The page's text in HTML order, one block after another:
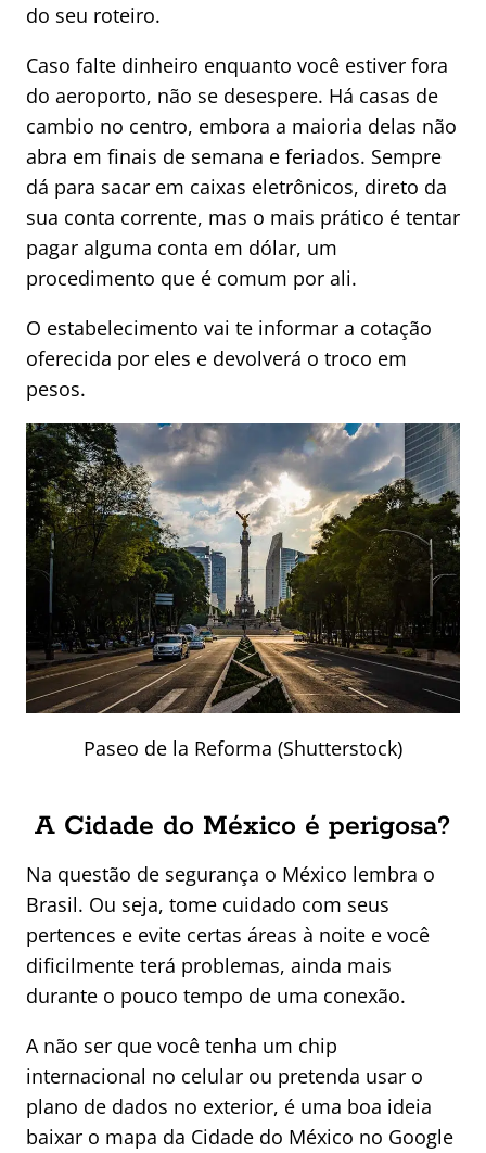
do seu roteiro.
Caso falte dinheiro enquanto você estiver fora
do aeroporto, não se desespere. Há casas de
cambio no centro, embora a maioria delas não
abra em finais de semana e feriados. Sempre
dá para sacar em caixas eletrônicos, direto da
sua conta corrente, mas o mais prático é tentar
pagar alguma conta em dólar, um
procedimento que é comum por ali.
O estabelecimento vai te informar a cotação
oferecida por eles e devolverá o troco em
pesos.
Paseo de la Reforma (Shutterstock)
A Cidade do México é perigosa?
Na questão de segurança o México lembra o
Brasil. Ou seja, tome cuidado com seus
pertences e evite certas áreas à noite e você
dificilmente terá problemas, ainda mais
durante o pouco tempo de uma conexão.
A não ser que você tenha um chip
internacional no celular ou pretenda usar o
plano de dados no exterior, é uma boa ideia
baixar o mapa da Cidade do México no Google